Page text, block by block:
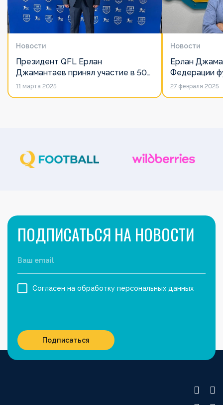
Новости
Президент QFL Ерлан
Джамантаев принял участие в 50-
м Общем собрании Европейских
11 марта 2025
Новости
Ерлан
Федерации
дорожит
27 февраля 2025
ПОДПИСАТЬСЯ НА НОВОСТИ
Согласен на обработку персональных данных
Подписаться